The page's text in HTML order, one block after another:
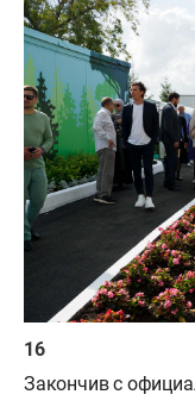
Закончив с